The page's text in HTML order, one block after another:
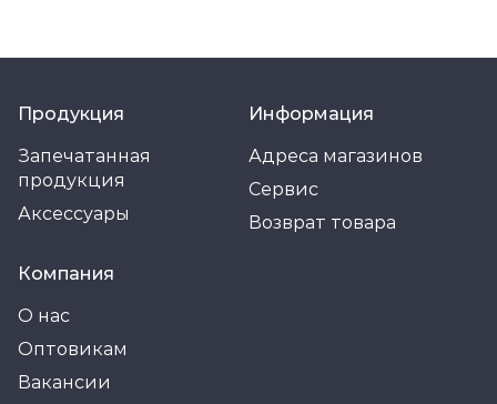
Продукция
Запечатанная
продукция
Аксессуары
Информация
Адреса магазинов
Сервис
Возврат товара
Компания
О нас
Оптовикам
Вакансии